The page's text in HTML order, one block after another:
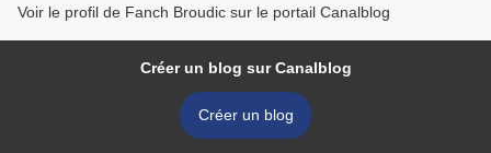
Voir le profil de Fanch Broudic sur le portail Canalblog
Créer un blog sur Canalblog
Créer un blog